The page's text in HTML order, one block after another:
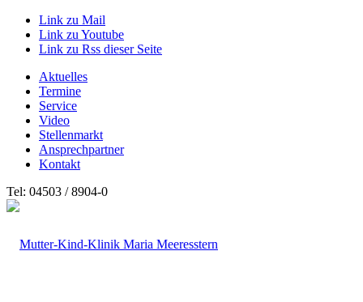
Link zu Mail
Link zu Youtube
Link zu Rss dieser Seite
Aktuelles
Termine
Service
Video
Stellenmarkt
Ansprechpartner
Kontakt
Tel: 04503 / 8904-0